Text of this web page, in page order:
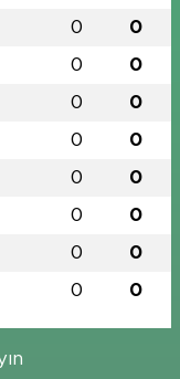
0 0
0 0
0 0
0 0
0 0
0 0
0 0
0 0